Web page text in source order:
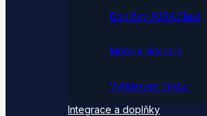
Doplňky ABRA Flexi
Mobilní skladník
Vytěžování faktur
Integrace a doplňky